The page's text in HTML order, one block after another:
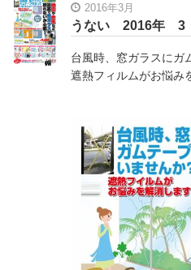
2016年3月
うない 2016年 3
台風時、窓ガラスにガ
遮熱フィルムがお悩み